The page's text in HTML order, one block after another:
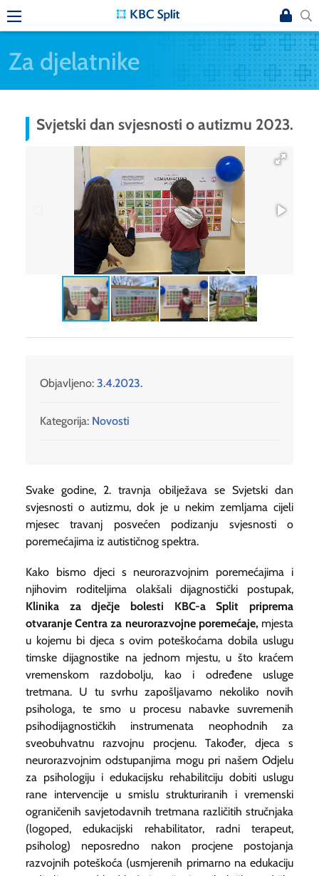
Za djelatnike
Svjetski dan svjesnosti o autizmu 2023.
Objavljeno: 3.4.2023.
Kategorija: Novosti
Svake godine, 2. travnja obilježava se Svjetski dan
svjesnosti o autizmu, dok je u nekim zemljama cijeli
mjesec travanj posvećen podizanju svjesnosti o
poremećajima iz autističnog spektra.
Kako bismo djeci s neurorazvojnim poremećajima i
njihovim roditeljima olakšali dijagnostički postupak,
Klinika za dječje bolesti KBC-a Split priprema
otvaranje Centra za neurorazvojne poremećaje, mjesta
u kojemu bi djeca s ovim poteškoćama dobila uslugu
timske dijagnostike na jednom mjestu, u što kraćem
vremenskom razdobolju, kao i određene usluge
tretmana. U tu svrhu zapošljavamo nekoliko novih
psihologa, te smo u procesu nabavke suvremenih
psihodijagnostičkih instrumenata neophodnih za
sveobuhvatnu razvojnu procjenu. Također, djeca s
neurorazvojnim odstupanjima mogu pri našem Odjelu
za psihologiju i edukacijsku rehabilitciju dobiti uslugu
rane intervencije u smislu strukturiranih i vremenski
ograničenih savjetodavnih tretmana različitih stručnjaka
(logoped, edukacijski rehabilitator, radni terapeut,
psiholog) neposredno nakon procjene postojanja
razvojnih poteškoća (usmjerenih primarno na edukaciju